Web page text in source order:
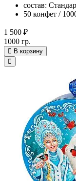
состав:
50 конфет /
1 500 ₽
1000 гр.
В корзину